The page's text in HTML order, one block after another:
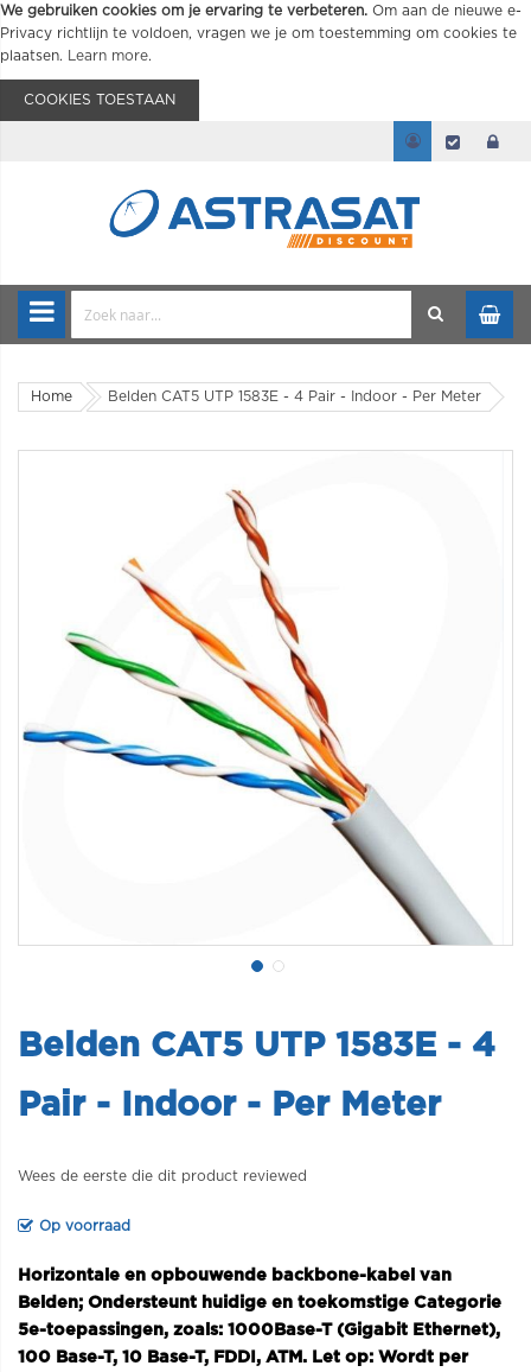
We gebruiken cookies om je ervaring te verbeteren. Om aan de nieuwe e-
Privacy richtlijn te voldoen, vragen we je om toestemming om cookies te
plaatsen.
Learn more.
COOKIES TOESTAAN
Home Belden CAT5 UTP 1583E - 4 Pair - Indoor - Per Meter
Belden CAT5 UTP 1583E - 4
Pair - Indoor - Per Meter
Wees de eerste die dit product reviewed
Op voorraad
Horizontale en opbouwende backbone-kabel van
Belden; Ondersteunt huidige en toekomstige Categorie
5e-toepassingen, zoals: 1000Base-T (Gigabit Ethernet),
100 Base-T, 10 Base-T, FDDI, ATM. Let op: Wordt per